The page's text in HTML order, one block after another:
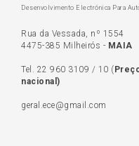
Desenvolvimento Electrónica Para
Rua da Vessada, nº 1554
4475-385 Milheirós - MAIA
Tel. 22 960 3109 / 10 (
nacional)
geral.ece@gmail.com